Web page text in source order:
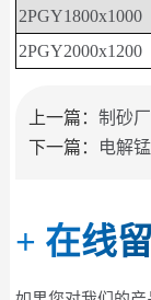
2PGY1800x1000
2PGY2000x1200
上一篇： 制砂
下一篇：
电解
+ 在线